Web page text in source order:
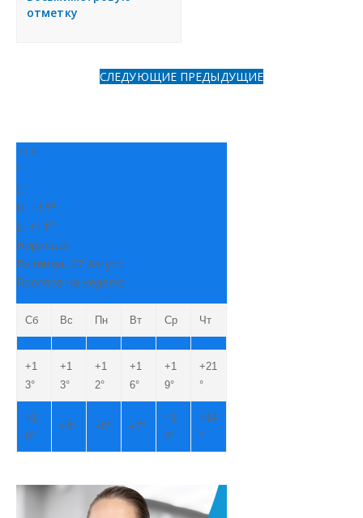
Регионы России
отметку
СЛЕДУЮЩИЕ ПРЕДЫДУЩИЕ
+14
°
C
H: +15°
L: +11°
Норильск
Пятница, 07 Август
Прогноз на неделю
Сб Вс Пн Вт Ср Чт
+1
3°
+1
3°
+1
2°
+1
6°
+1
9°
+21
°
+1
0°
+8° +5° +7°
+1
3°
+14
°